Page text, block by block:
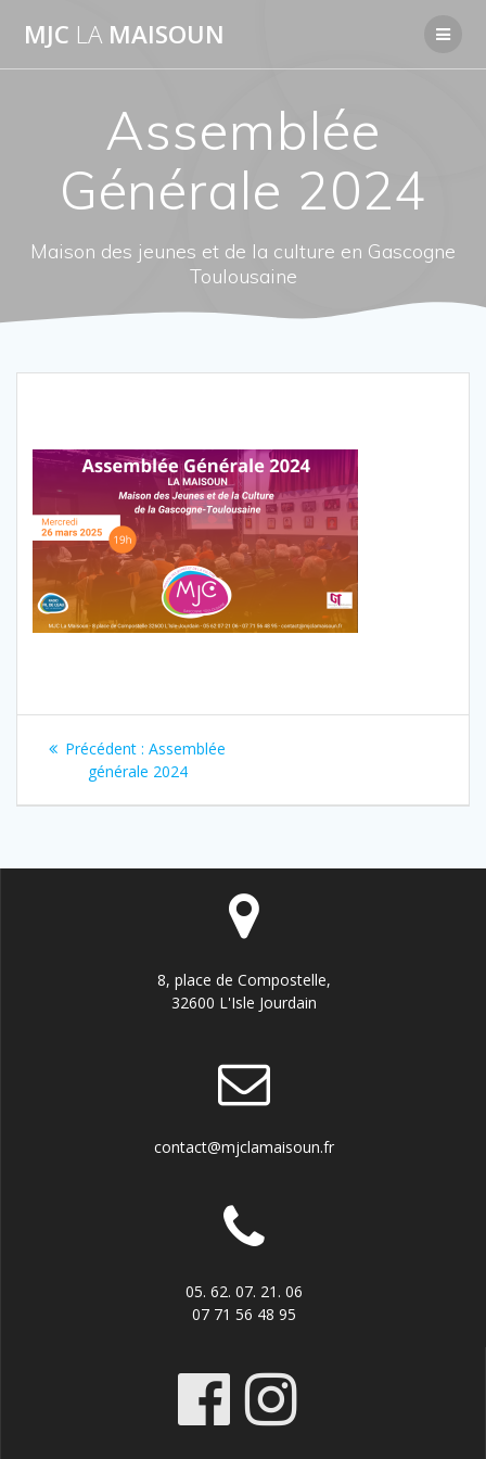
MJC LA MAISOUN
Assemblée
Générale 2024
Maison des jeunes et de la culture en Gascogne
Toulousaine
Navigation
Précédent : Article
précédent
Assemblée
générale 2024
8, place de Compostelle,
32600 L'Isle Jourdain
contact@mjclamaisoun.fr
05. 62. 07. 21. 06
07 71 56 48 95